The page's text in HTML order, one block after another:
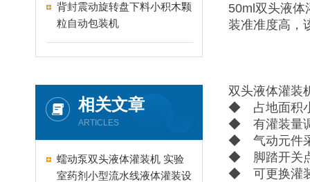
背封震动旋转盘下料小积木颗
粒自动包装机
相关文章
ARTICLES
蠕动泵双头液体灌装机 实验
室药剂小型流水线液体灌装设
50ml双头液体
装准准度高，
双头液体灌装
◆ 占地面积小
◆ 有灌装量调
◆ 气动元件采
◆ 脚踏开关点
◆ 可更换灌装